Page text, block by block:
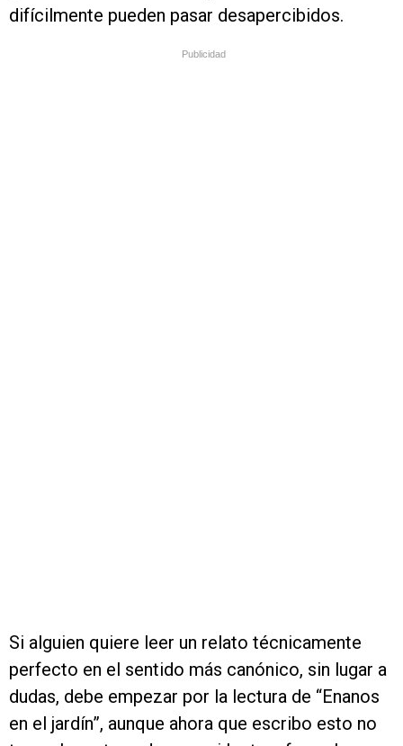
difícilmente pueden pasar desapercibidos.
Publicidad
Si alguien quiere leer un relato técnicamente
perfecto en el sentido más canónico, sin lugar a
dudas, debe empezar por la lectura de “Enanos
en el jardín”, aunque ahora que escribo esto no